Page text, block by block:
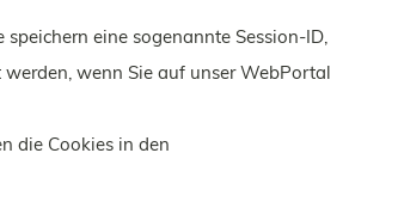
eine sogenannte Session-ID,
wenn Sie auf unser WebPortal
die Cookies in den